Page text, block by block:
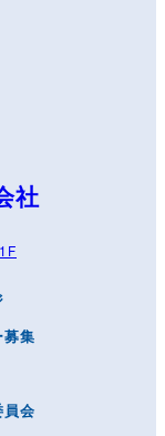
社
募集
員会